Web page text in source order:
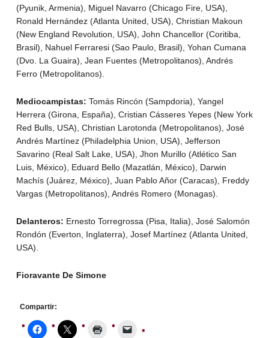
(Pyunik, Armenia), Miguel Navarro (Chicago Fire, USA),
Ronald Hernández (Atlanta United, USA), Christian Makoun
(New England Revolution, USA), John Chancellor (Coritiba,
Brasil), Nahuel Ferraresi (Sao Paulo, Brasil), Yohan Cumana
(Dvo. La Guaira), Jean Fuentes (Metropolitanos), Andrés
Ferro (Metropolitanos).
Mediocampistas: Tomás Rincón (Sampdoria), Yangel
Herrera (Girona, España), Cristian Cásseres Yepes (New York
Red Bulls, USA), Christian Larotonda (Metropolitanos), José
Andrés Martínez (Philadelphia Union, USA), Jefferson
Savarino (Real Salt Lake, USA), Jhon Murillo (Atlético San
Luis, México), Eduard Bello (Mazatlán, México), Darwin
Machís (Juárez, México), Juan Pablo Añor (Caracas), Freddy
Vargas (Metropolitanos), Andrés Romero (Monagas).
Delanteros: Ernesto Torregrossa (Pisa, Italia), José Salomón
Rondón (Everton, Inglaterra), Josef Martínez (Atlanta United,
USA).
Fioravante De Simone
Compartir: